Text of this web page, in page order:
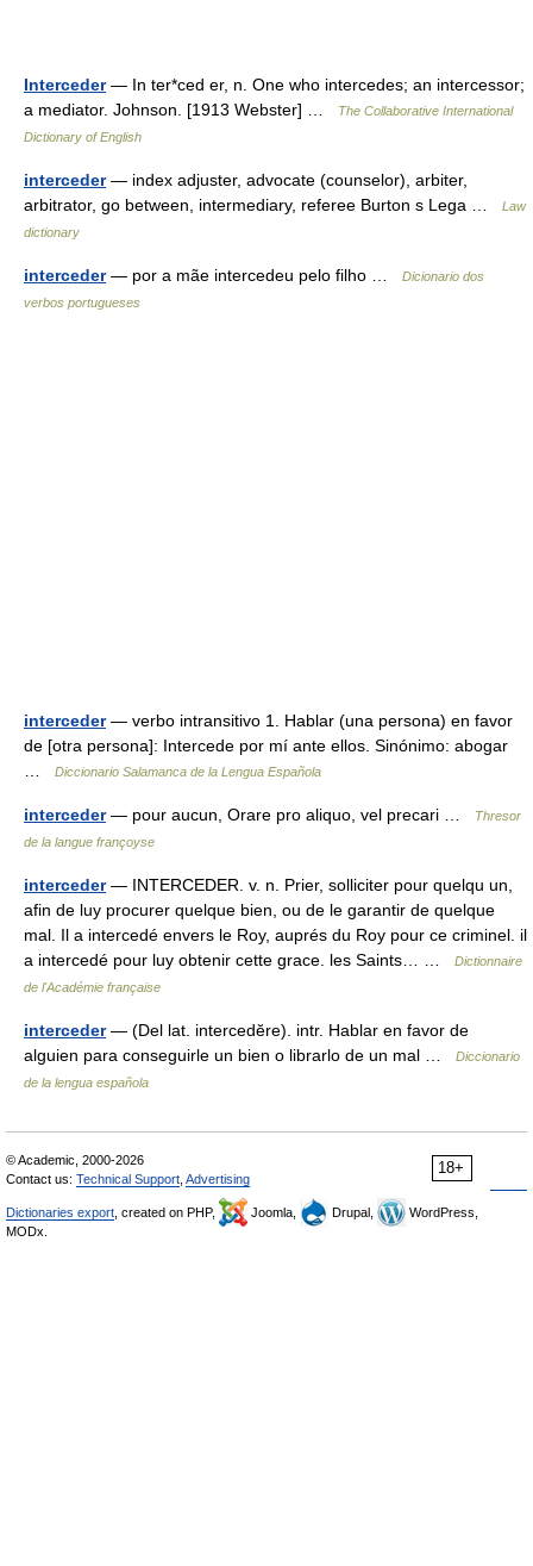
Interceder— In ter*ced er, n. One who intercedes; an intercessor;
a mediator. Johnson. [1913 Webster] …
The Collaborative International
Dictionary of English
interceder— index adjuster, advocate (counselor), arbiter,
arbitrator, go between, intermediary, referee Burton s Lega …
Law
dictionary
interceder— por a mãe intercedeu pelo filho …
Dicionario dos
verbos portugueses
interceder— verbo intransitivo 1. Hablar (una persona) en favor
de [otra persona]: Intercede por mí ante ellos. Sinónimo: abogar
Diccionario Salamanca de la Lengua Española
interceder— pour aucun, Orare pro aliquo, vel precari …
Thresor
de la langue françoyse
interceder— INTERCEDER. v. n. Prier, solliciter pour quelqu un,
afin de luy procurer quelque bien, ou de le garantir de quelque
mal. Il a intercedé envers le Roy, auprés du Roy pour ce criminel. il
a intercedé pour luy obtenir cette grace. les Saints… …
Dictionnaire
de l'Académie française
interceder— (Del lat. intercedĕre). intr. Hablar en favor de
alguien para conseguirle un bien o librarlo de un mal …
Diccionario
de la lengua española
18+
© Academic, 2000-2026
Contact us: Technical Support Advertising
Dictionaries export , created on PHP, Joomla, Drupal,
WordPress,
MODx.